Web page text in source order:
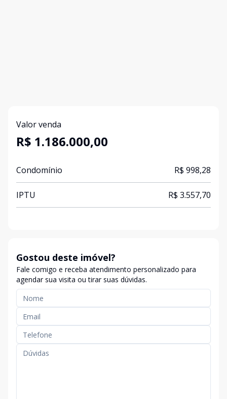
Valor venda
R$ 1.186.000,00
Condomínio R$ 998,28
IPTU R$ 3.557,70
Gostou deste imóvel?
Fale comigo e receba atendimento personalizado para
agendar sua visita ou tirar suas dúvidas.